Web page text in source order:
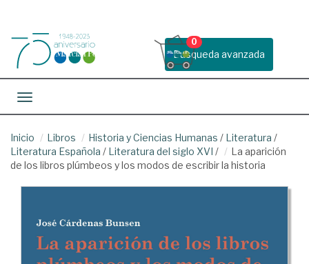
Busqueda avanzada
0
Toggle navigation
Inicio Libros Historia y Ciencias Humanas / Literatura /
Literatura Española / Literatura del siglo XVI /
La aparición
de los libros plúmbeos y los modos de escribir la historia